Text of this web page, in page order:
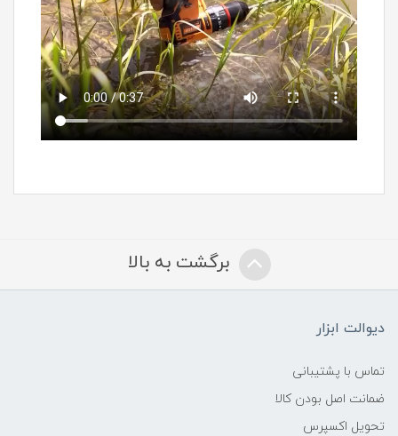
برگشت به بالا
دیوالت ابزار
تماس با پشتیبانی
ضمانت اصل بودن کالا
تحویل اکسپرس